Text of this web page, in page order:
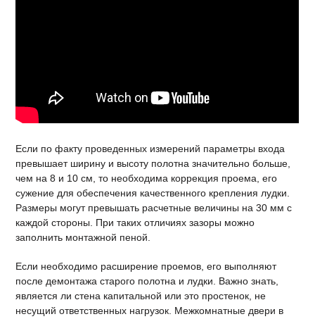
Если по факту проведенных измерений параметры входа
превышает ширину и высоту полотна значительно больше,
чем на 8 и 10 см, то необходима коррекция проема, его
сужение для обеспечения качественного крепления лудки.
Размеры могут превышать расчетные величины на 30 мм с
каждой стороны. При таких отличиях зазоры можно
заполнить монтажной пеной.
Если необходимо расширение проемов, его выполняют
после демонтажа старого полотна и лудки. Важно знать,
является ли стена капитальной или это простенок, не
несущий ответственных нагрузок. Межкомнатные двери в